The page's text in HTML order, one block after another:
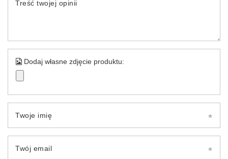
Treść twojej opinii
Dodaj własne zdjęcie produktu:
Twoje imię
Twój email